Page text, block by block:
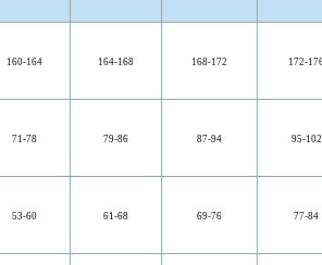
160-164 164-168 168-172 172-
71-78 79-86 87-94 95-102
53-60 61-68 69-76 77-84